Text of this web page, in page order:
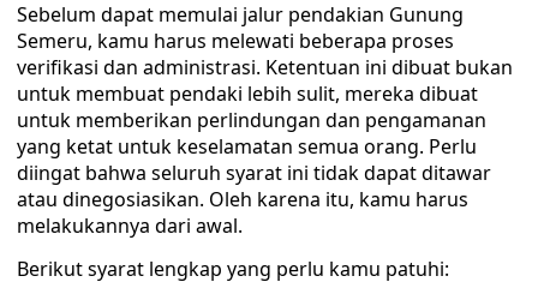
Sebelum dapat memulai jalur pendakian Gunung
Semeru, kamu harus melewati beberapa proses
verifikasi dan administrasi. Ketentuan ini dibuat bukan
untuk membuat pendaki lebih sulit, mereka dibuat
untuk memberikan perlindungan dan pengamanan
yang ketat untuk keselamatan semua orang. Perlu
diingat bahwa seluruh syarat ini tidak dapat ditawar
atau dinegosiasikan. Oleh karena itu, kamu harus
melakukannya dari awal.
Berikut syarat lengkap yang perlu kamu patuhi: